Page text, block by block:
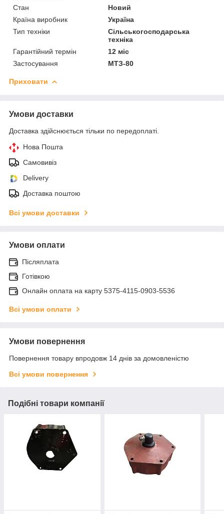
Стан
Новий
Країна виробник
Україна
Тип техніки
Сільськогосподарська
техніка
Гарантійний термін
12 міс
Застосування
МТЗ-80
Приховати
Умови доставки
Доставка здійснюється тільки по передоплаті.
Нова Пошта
Самовивіз
Delivery
Доставка поштою
Всі умови доставки
Умови оплати
Післяплата
Готівкою
Онлайн оплата на карту 5375-4115-0903-5536
Всі умови оплати
Умови повернення
Повернення товару впродовж 14 днів за домовленістю
Всі умови повернення
Подібні товари компанії